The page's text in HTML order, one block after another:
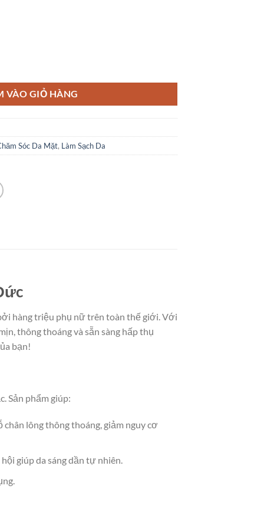
VÀO GIỎ HÀNG
Sóc Da Mặt, Làm Sạch Da
hàng triệu phụ nữ trên toàn thế giới. Với
thông thoáng và sẵn sàng hấp thụ
bạn!
Sản phẩm giúp:
lông thông thoáng, giảm nguy cơ
giúp da sáng dần tự nhiên.